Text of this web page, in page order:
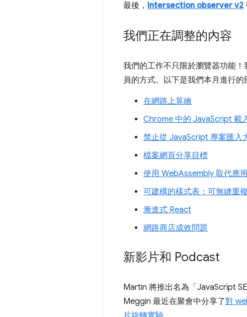
最後， Intersection observer v2
我們正在調整的內容
我們的工作不只限於瀏覽器功能
員的方式。以下是我們本月進行的
在網路上算繪
Chrome 中的 JavaScript 載
禁止從 JavaScript 專案匯入
檔案網頁分享目標
使用 WebAssembly 取代應
可建構的樣式表：可無縫重
漸進式 React
網路商店成效問題
新影片和 Podcast
Martin 將推出名為「JavaScript
Meggin 最近在聚會中分享了對